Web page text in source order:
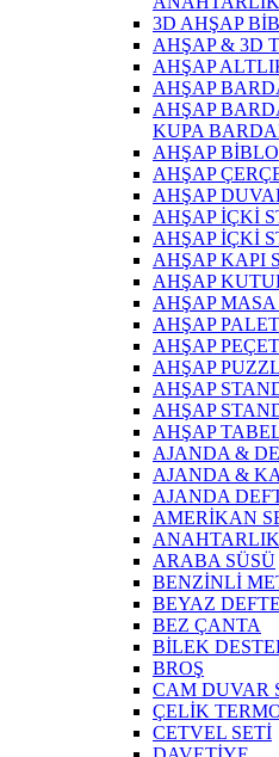
3D AHŞAP
AHŞAP & 3D
AHŞAP
AHŞAP
AHŞAP
KUPA
AHŞAP BİBLO
AHŞAP
AHŞAP
AHŞAP İÇKİ
AHŞAP İÇKİ
AHŞAP KAPI
AHŞAP
AHŞAP
AHŞAP
AHŞAP
AHŞAP
AHŞAP
AHŞAP
AHŞAP
AJANDA &
AJANDA &
AJANDA
AMERİKAN
ANAHTARLIK
ARABA SÜSÜ
BENZİNLİ
BEYAZ
BEZ ÇANTA
BİLEK
BROŞ
CAM DUVAR
ÇELİK
CETVEL SETİ